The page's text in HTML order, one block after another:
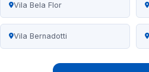
Vila Bela Flor
Vila Bernadotti